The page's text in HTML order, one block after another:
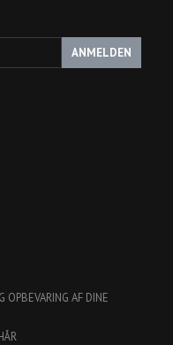
ANMELDEN
OPBEVARING AF DINE